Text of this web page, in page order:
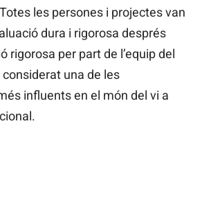
les persones i projectes van
dura i rigorosa després
rigorosa per part de l’equip del
una de les
influents en el món del vi a